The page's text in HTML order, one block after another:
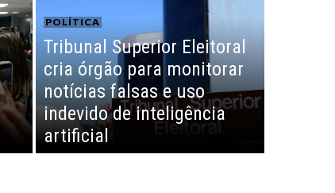
POLÍTICA
Tribunal Superior Eleitoral
cria órgão para monitorar
notícias falsas e uso
indevido de inteligência
artificial